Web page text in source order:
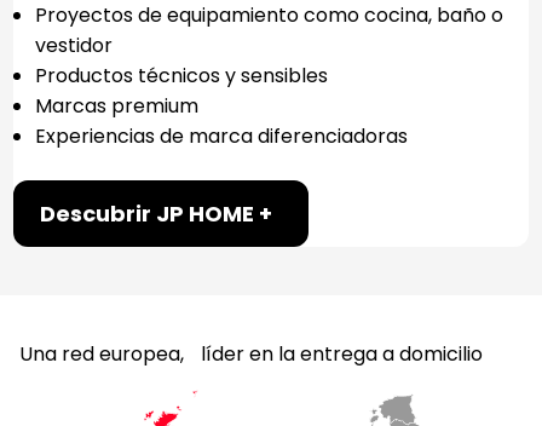
Proyectos de equipamiento como cocina, baño o
vestidor
Productos técnicos y sensibles
Marcas premium
Experiencias de marca diferenciadoras
Descubrir JP HOME +
Una red europea, líder en la entrega a domicilio